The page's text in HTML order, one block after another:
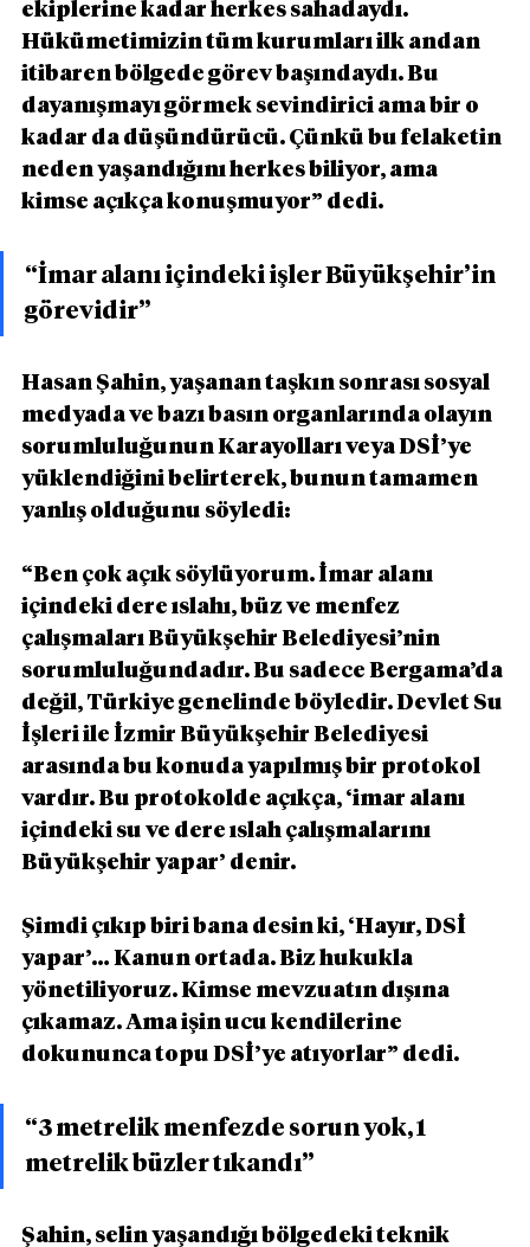
ekiplerine kadar herkes sahadaydı.
Hükümetimizin tüm kurumları ilk andan
itibaren bölgede görev başındaydı. Bu
dayanışmayı görmek sevindirici ama bir o
kadar da düşündürücü. Çünkü bu felaketin
neden yaşandığını herkes biliyor, ama
kimse açıkça konuşmuyor” dedi.
“İmar alanı içindeki işler Büyükşehir’in
görevidir”
Hasan Şahin, yaşanan taşkın sonrası sosyal
medyada ve bazı basın organlarında olayın
sorumluluğunun Karayolları veya DSİ’ye
yüklendiğini belirterek, bunun tamamen
yanlış olduğunu söyledi:
“Ben çok açık söylüyorum. İmar alanı
içindeki dere ıslahı, büz ve menfez
çalışmaları Büyükşehir Belediyesi’nin
sorumluluğundadır. Bu sadece Bergama’da
değil, Türkiye genelinde böyledir. Devlet Su
İşleri ile İzmir Büyükşehir Belediyesi
arasında bu konuda yapılmış bir protokol
vardır. Bu protokolde açıkça, ‘imar alanı
içindeki su ve dere ıslah çalışmalarını
Büyükşehir yapar’ denir.
Şimdi çıkıp biri bana desin ki, ‘Hayır, DSİ
yapar’… Kanun ortada. Biz hukukla
yönetiliyoruz. Kimse mevzuatın dışına
çıkamaz. Ama işin ucu kendilerine
dokununca topu DSİ’ye atıyorlar” dedi.
“3 metrelik menfezde sorun yok, 1
metrelik büzler tıkandı”
Şahin, selin yaşandığı bölgedeki teknik